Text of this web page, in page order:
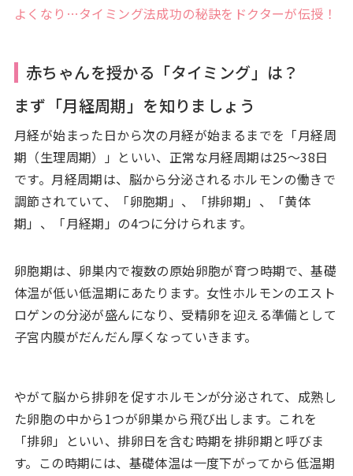
よくなり…タイミング法成功の秘訣をドクターが伝授！
赤ちゃんを授かる「タイミング」は？
まず「月経周期」を知りましょう
月経が始まった日から次の月経が始まるまでを「月経周
期（生理周期）」といい、正常な月経周期は25～38日
です。月経周期は、脳から分泌されるホルモンの働きで
調節されていて、「卵胞期」、「排卵期」、「黄体
期」、「月経期」の4つに分けられます。
卵胞期は、卵巣内で複数の原始卵胞が育つ時期で、基礎
体温が低い低温期にあたります。女性ホルモンのエスト
ロゲンの分泌が盛んになり、受精卵を迎える準備として
子宮内膜がだんだん厚くなっていきます。
やがて脳から排卵を促すホルモンが分泌されて、成熟し
た卵胞の中から1つが卵巣から飛び出します。これを
「排卵」といい、排卵日を含む時期を排卵期と呼びま
す。この時期には、基礎体温は一度下がってから低温期